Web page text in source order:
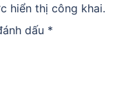
hiển thị công khai.
dấu *